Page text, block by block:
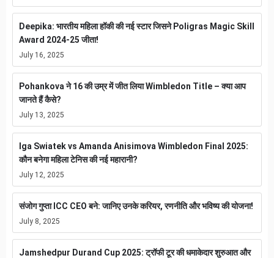
Deepika: भारतीय महिला हॉकी की नई स्टार जिसने Poligras Magic Skill
Award 2024-25 जीता!
July 16, 2025
Pohankova ने 16 की उम्र में जीत लिया Wimbledon Title – क्या आप
जानते हैं कैसे?
July 13, 2025
Iga Swiatek vs Amanda Anisimova Wimbledon Final 2025:
कौन बनेगा महिला टेनिस की नई महारानी?
July 12, 2025
संजोग गुप्ता ICC CEO बने: जानिए उनके करियर, रणनीति और भविष्य की योजना!
July 8, 2025
Jamshedpur Durand Cup 2025: ट्रॉफी टूर की धमाकेदार शुरुआत और